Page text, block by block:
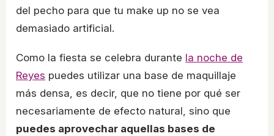
del pecho para que tu make up no se vea
demasiado artificial.
Como la fiesta se celebra durante la noche de
Reyes puedes utilizar una base de maquillaje
más densa, es decir, que no tiene por qué ser
necesariamente de efecto natural, sino que
puedes aprovechar aquellas bases de